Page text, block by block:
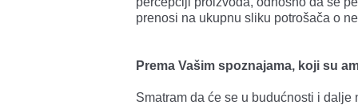
prenosi na ukupnu sliku potrošača o
Prema Vašim spoznajama, koji su
Smatram da će se u budućnosti i